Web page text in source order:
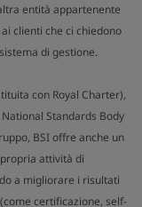
entità appartenente
clienti che ci chiedono
di gestione.
con Royal Charter),
Standards Body
BSI offre anche un
attività di
a migliorare i risultati
certificazione, self-